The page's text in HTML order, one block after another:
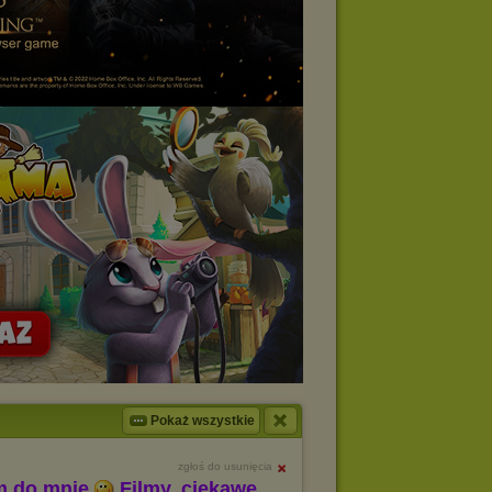
Pokaż wszystkie
zgłoś do usunięcia